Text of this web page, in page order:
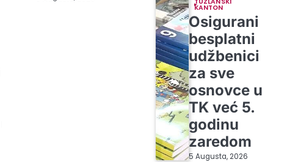
KANTON
Osigurani
besplatni
udžbenici
za sve
osnovce u
TK već 5.
godinu
zaredom
5 Augusta, 2026